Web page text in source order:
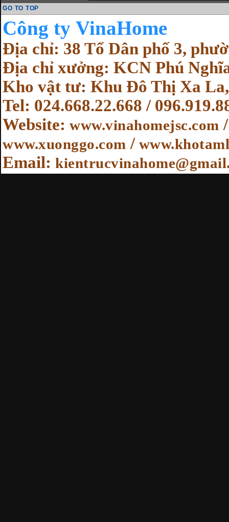
GO TO TOP
Công ty VinaHome
Địa chỉ: 38 Tổ Dân phố 3,
Địa chỉ xưởng: KCN Phú
Kho vật tư: Khu Đô Thị Xa
Tel: 024.668.22.668 /
Website: www.vinahomejsc.com
www.xuonggo.com /
Email: